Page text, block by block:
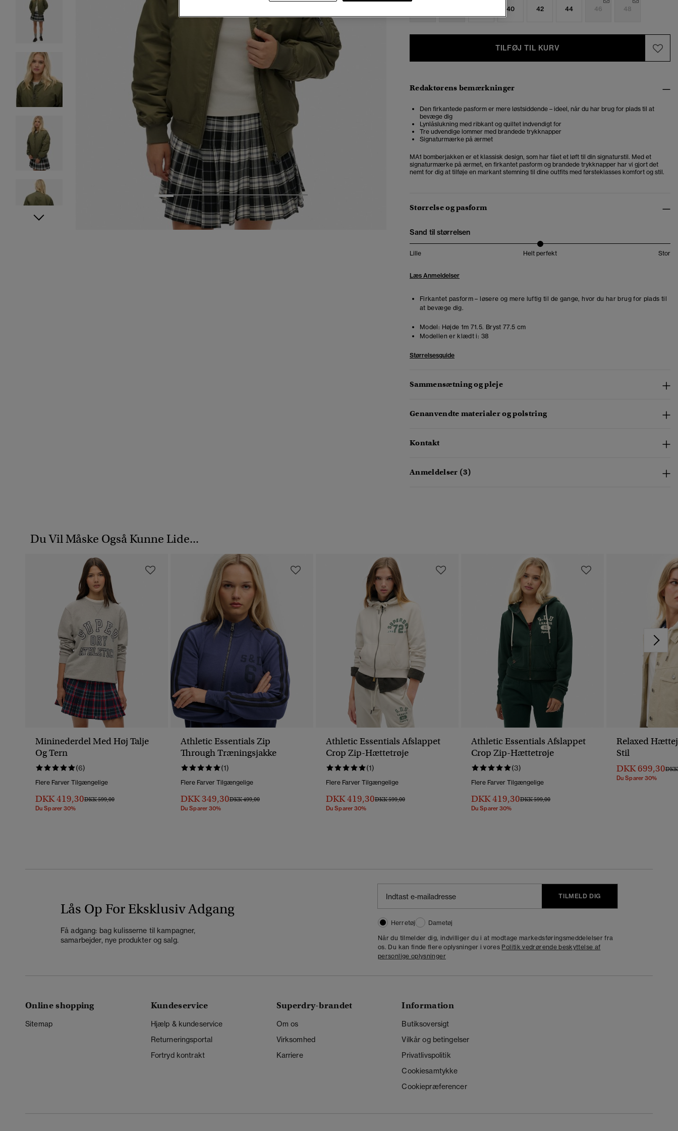
1 2 3 4 7 8
40 42 44 46 48
TILFØJ TIL KURV
Redaktørens bemærkninger
Den firkantede pasform er mere løstsiddende – ideel, når du har brug for plads til at
bevæge dig
Lynlåslukning med ribkant og quiltet indvendigt for
Tre udvendige lommer med brandede trykknapper
Signaturmærke på ærmet
MA1 bomberjakken er et klassisk design, som har fået et løft til din signaturstil. Med et
signaturmærke på ærmet, en firkantet pasform og brandede trykknapper har vi gjort det
nemt for dig at tilføje en markant stemning til dine outfits med førsteklasses komfort og stil.
Størrelse og pasform
Sand til størrelsen
Lille Helt perfekt Stor
Læs Anmeldelser
Firkantet pasform – løsere og mere luftig til de gange, hvor du har brug for plads til
at bevæge dig.
Model: Højde 1m 71.5. Bryst 77.5 cm
Modellen er klædt i: 38
Størrelsesguide
Sammensætning og pleje
Genanvendte materialer og polstring
Kontakt
Anmeldelser (3)
Du Vil Måske Også Kunne Lide...
Mininederdel Med Høj Talje
Og Tern
(6)
Flere Farver Tilgængelige
DKK 419,30Pris Nedsat Fra
DKK 599,00Til
Du Sparer 30%
Athletic Essentials Zip
Through Træningsjakke
(1)
Flere Farver Tilgængelige
DKK 349,30Pris Nedsat Fra
DKK 499,00Til
Du Sparer 30%
Athletic Essentials Afslappet
Crop Zip-Hættetrøje
(1)
Flere Farver Tilgængelige
DKK 419,30Pris Nedsat Fra
DKK 599,00Til
Du Sparer 30%
Athletic Essentials Afslappet
Crop Zip-Hættetrøje
(3)
Flere Farver Tilgængelige
DKK 419,30Pris Nedsat Fra
DKK 599,00Til
Du Sparer 30%
Relaxed
Stil
DKK 699,30Pris
Du Sparer 30%
Lås Op For Eksklusiv Adgang
Få adgang: bag kulisserne til kampagner,
samarbejder, nye produkter og salg.
TILMELD DIG
Herretøj
Dametøj
Når du tilmelder dig, indvilliger du i at modtage markedsføringsmeddelelser fra
os. Du kan finde flere oplysninger i vores Politik vedrørende beskyttelse af
personlige oplysninger
Online shopping
Sitemap
Kundeservice
Hjælp & kundeservice
Returneringsportal
Fortryd kontrakt
Superdry-brandet
Om os
Virksomhed
Karriere
Information
Butiksoversigt
Vilkår og betingelser
Privatlivspolitik
Cookiesamtykke
Cookiepræferencer